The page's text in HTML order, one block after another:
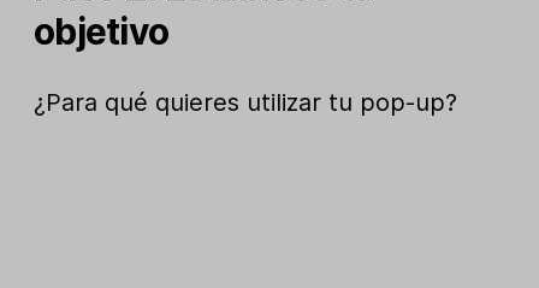
objetivo
¿Para qué quieres utilizar tu pop-up?